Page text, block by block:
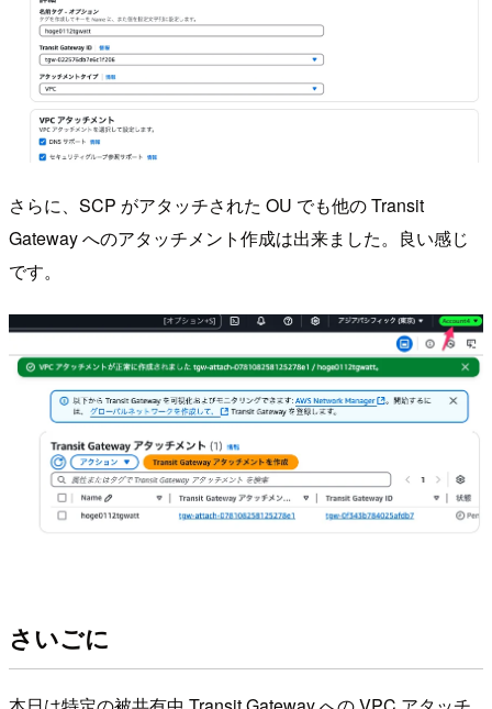
さらに、SCP がアタッチされた OU でも他の Transit
Gateway へのアタッチメント作成は出来ました。良い感じ
です。
さいごに